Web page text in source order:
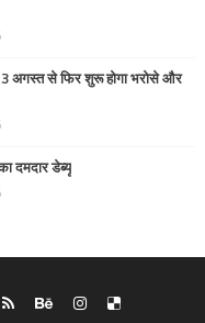
अगस्त से फिर शुरू होगा भरोसे और
दमदार डेब्यू